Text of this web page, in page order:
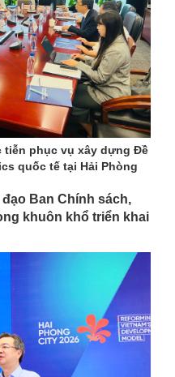
phục vụ xây dựng Đề
quốc tế tại Hải Phòng
Ban Chính sách,
khuôn khổ triển khai